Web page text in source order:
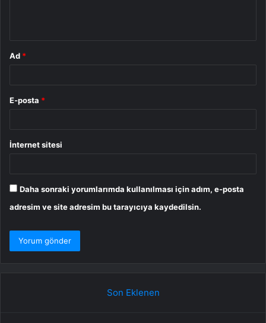
Ad *
E-posta *
İnternet sitesi
Daha sonraki yorumlarımda kullanılması için adım, e-posta
adresim ve site adresim bu tarayıcıya kaydedilsin.
Son Eklenen